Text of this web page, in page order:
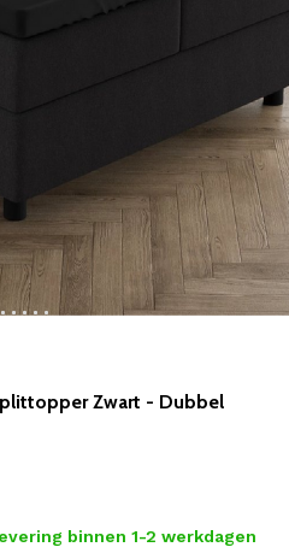
Zwart - Dubbel
binnen 1-2 werkdagen